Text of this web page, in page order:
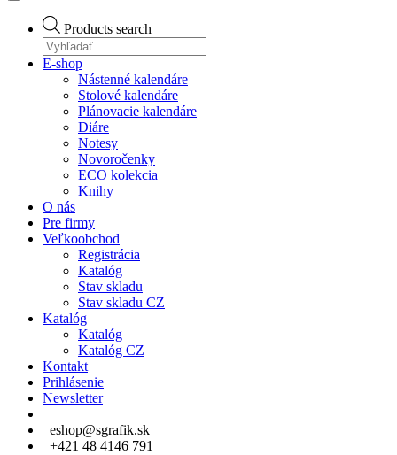
Products search
E-shop
Nástenné kalendáre
Stolové kalendáre
Plánovacie kalendáre
Diáre
Notesy
Novoročenky
ECO kolekcia
Knihy
O nás
Pre firmy
Veľkoobchod
Registrácia
Katalóg
Stav skladu
Stav skladu CZ
Katalóg
Katalóg
Katalóg CZ
Kontakt
Prihlásenie
Newsletter
eshop@sgrafik.sk
+421 48 4146 791